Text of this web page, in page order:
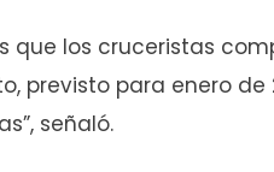
que los cruceristas
previsto para enero
señaló.